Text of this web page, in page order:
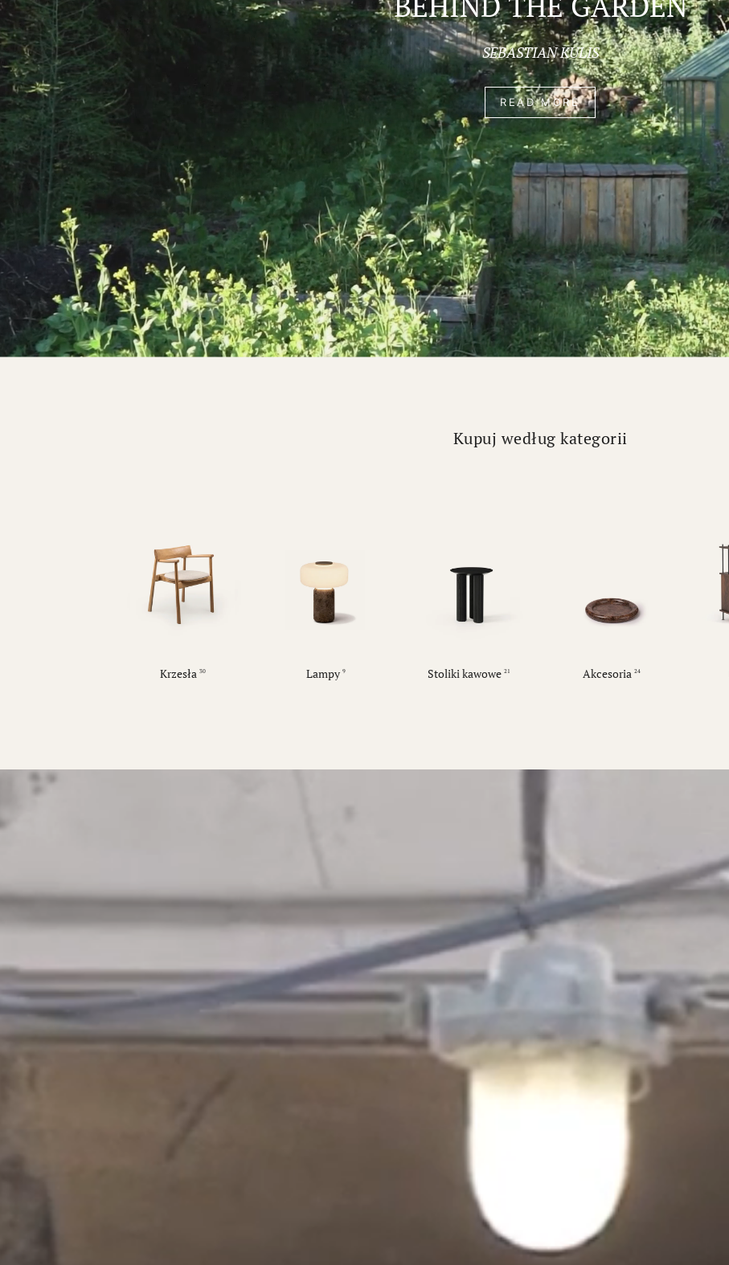
SEBASTIAN KULIS
READ MORE
Kupuj według kategorii
Krzesła 30 Lampy 9 Stoliki kawowe 21 Akcesoria 24